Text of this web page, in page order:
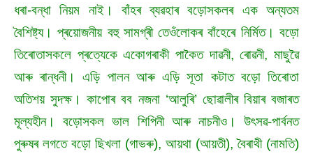
ধৰা-বন্ধা নিয়ম নাই। বাঁহৰ ব্যৱহাৰ বড়োসকলৰ এক অন্যতম
বৈশিষ্ট্য। প্ৰয়োজনীয় বহু সামগ্ৰী তেওঁলোকৰ বাঁহেৰে নিৰ্মিত। বড়ো
তিৰোতাসকলে প্ৰত্যেকে একোগৰাকী পাকৈত দাৱনী, ৰোৱনী, মাছুৱৈ
আৰু ৰান্ধনী। এড়ি পালন আৰু এড়ি সূতা কটাত বড়ো তিৰোতা
অতিশয় সুদক্ষ। কাপোৰ বব নজনা ‘আলুৰি’ ছোৱালীৰ বিয়াৰ বজাৰত
মূল্যহীন। বড়োসকল ভাল শিপিনী আৰু নাচনীও। উৎসৱ-পাৰ্বনত
পুৰুষৰ লগতে বড়ো ছিখলা (গাভৰু), আয়থা (আয়তী), বৈৰাথী (নামতি)